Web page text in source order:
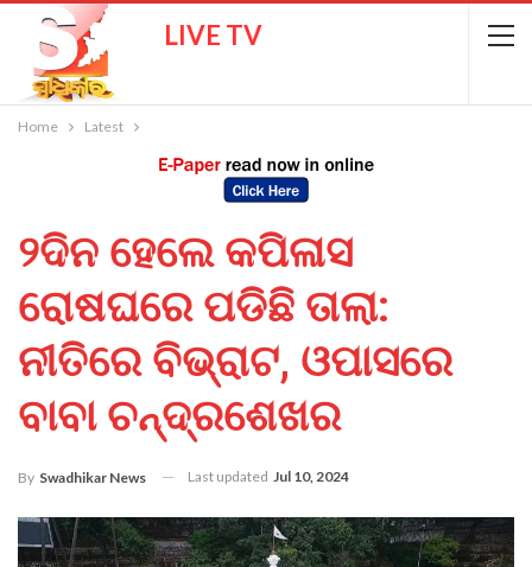
LIVE TV
Home Latest
୨ଦିନ ହେଲେ କପିଳାସ
ରୋଷଘରେ ପଡିଛି ତାଲା:
ନୀତିରେ ବିଭ୍ରାଟ, ଓପାସରେ
ବାବା ଚନ୍ଦ୍ରଶେଖର
By Swadhikar News Last updated Jul 10, 2024